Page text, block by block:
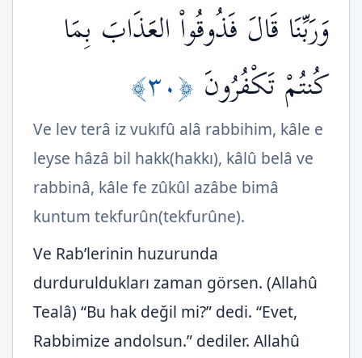
وَرَبِّنَا قَالَ فَذُوقُواْ العَذَابَ بِمَا
كُنتُمْ تَكْفُرُونَ ﴿٣٠﴾
Ve lev terâ iz vukıfû alâ rabbihim, kâle e
leyse hâzâ bil hakk(hakkı), kâlû belâ ve
rabbinâ, kâle fe zûkûl azâbe bimâ
kuntum tekfurûn(tekfurûne).
Ve Rab’lerinin huzurunda
durduruldukları zaman görsen. (Allahû
Tealâ) “Bu hak değil mi?” dedi. “Evet,
Rabbimize andolsun.” dediler. Allahû